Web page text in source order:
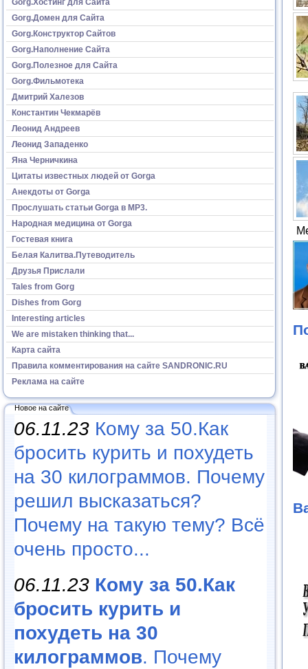
Gorg.Хостинг для Сайта
Gorg.Домен для Сайта
Gorg.Конструктор Сайтов
Gorg.Наполнение Сайта
Gorg.Полезное для Сайта
Gorg.Фильмотека
Дмитрий Халезов
Константин Чекмарёв
Леонид Андреев
Леонид Западенко
Яна Черничкина
Цитаты известных людей от Gorga
Анекдоты от Gorga
Прослушать статьи Gorga в МР3.
Народная медицина от Gorga
Гостевая книга
Белая Калитва.Путеводитель
Друзья Прислали
Tales from Gorg
Dishes from Gorg
Interesting articles
We are mistaken thinking that...
Карта сайта
Правила комментирования на сайте SANDRONIC.RU
Реклама на сайте
Новое на сайте
06.11.23 Кому за 50.Как
бросить курить и похудеть
на 30 килограммов. Почему
решил высказаться?
Почему на такую тему? Всё
очень просто...
06.11.23 Кому за 50.Как
бросить курить и
похудеть на 30
килограммов. Почему